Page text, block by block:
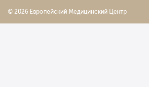
© 2026 Европейский Медицинский Центр